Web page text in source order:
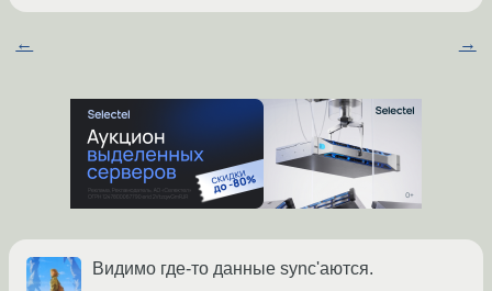
← →
Видимо где-то данные sync'аются.